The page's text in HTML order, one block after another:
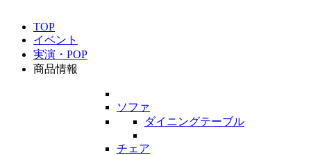
TOP
イベント
実演・POP
商品情報
ソファ
ダイニングテーブル
チェア